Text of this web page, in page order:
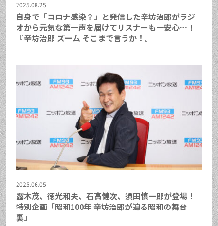
2025.08.25
自身で「コロナ感染？」と発信した辛坊治郎がラジ
オから元気な第一声を届けてリスナーも一安心…！
『辛坊治郎 ズーム そこまで言うか！』
2025.06.05
露木茂、徳光和夫、石高健次、須田慎一郎が登場！
特別企画「昭和100年 辛坊治郎が迫る昭和の舞台
裏」